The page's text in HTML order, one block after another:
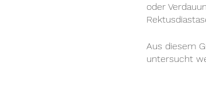
oder
Aus diesem
untersucht